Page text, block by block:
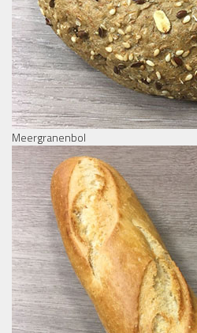
Meergranenbol